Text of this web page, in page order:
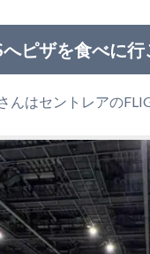
ピザを食べに行
はセントレアの